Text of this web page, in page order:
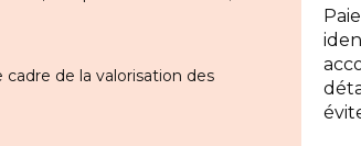
cadre de la valorisation des